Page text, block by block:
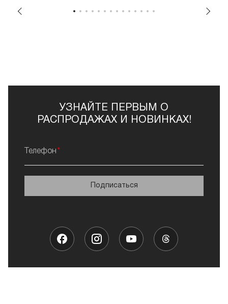
УЗНАЙТЕ ПЕРВЫМ О
РАСПРОДАЖАХ И НОВИНКАХ!
Телефон
Подписаться